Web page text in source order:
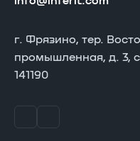
г. Фрязино, тер.
промышленная, д. 3,
141190